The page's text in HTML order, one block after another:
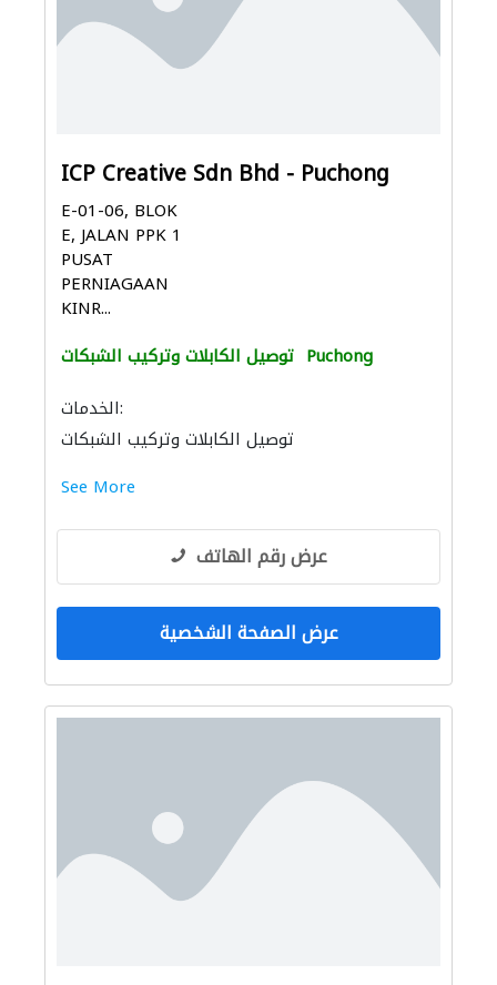
ICP Creative Sdn Bhd - Puchong
E-01-06, BLOK
E, JALAN PPK 1
PUSAT
PERNIAGAAN
KINR...
توصيل الكابلات وتركيب الشبكات Puchong
الخدمات:
توصيل الكابلات وتركيب الشبكات
See More
عرض رقم الهاتف
عرض الصفحة الشخصية